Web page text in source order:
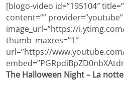
[blogo-video id=”195104″
content=”” provider=”youtube”
image_url=”https://
thumb_maxres=”1″
url=”https://
The Halloween Night – La